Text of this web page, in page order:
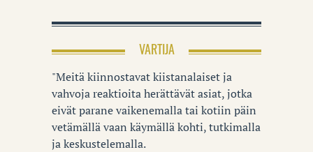
VARTIJA
"Meitä kiinnostavat kiistanalaiset ja
vahvoja reaktioita herättävät asiat, jotka
eivät parane vaikenemalla tai kotiin päin
vetämällä vaan käymällä kohti, tutkimalla
ja keskustelemalla.